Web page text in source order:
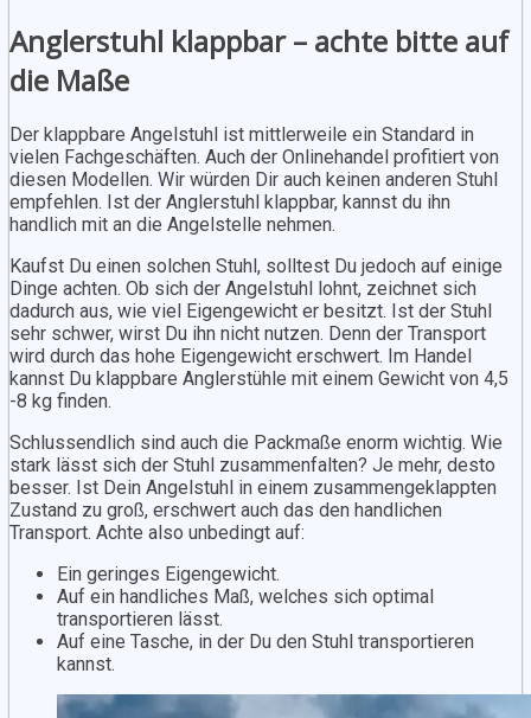
Anglerstuhl klappbar – achte bitte auf
die Maße
Der klappbare Angelstuhl ist mittlerweile ein Standard in
vielen Fachgeschäften. Auch der Onlinehandel profitiert von
diesen Modellen. Wir würden Dir auch keinen anderen Stuhl
empfehlen. Ist der Anglerstuhl klappbar, kannst du ihn
handlich mit an die Angelstelle nehmen.
Kaufst Du einen solchen Stuhl, solltest Du jedoch auf einige
Dinge achten. Ob sich der Angelstuhl lohnt, zeichnet sich
dadurch aus, wie viel Eigengewicht er besitzt. Ist der Stuhl
sehr schwer, wirst Du ihn nicht nutzen. Denn der Transport
wird durch das hohe Eigengewicht erschwert. Im Handel
kannst Du klappbare Anglerstühle mit einem Gewicht von 4,5
-8 kg finden.
Schlussendlich sind auch die Packmaße enorm wichtig. Wie
stark lässt sich der Stuhl zusammenfalten? Je mehr, desto
besser. Ist Dein Angelstuhl in einem zusammengeklappten
Zustand zu groß, erschwert auch das den handlichen
Transport. Achte also unbedingt auf:
Ein geringes Eigengewicht.
Auf ein handliches Maß, welches sich optimal
transportieren lässt.
Auf eine Tasche, in der Du den Stuhl transportieren
kannst.